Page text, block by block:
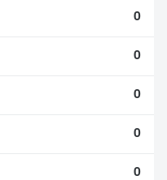
0
0
0
0
0